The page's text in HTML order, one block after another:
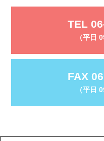
TEL
（平日
FAX
（平日